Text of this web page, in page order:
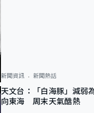
新聞資訊 新聞熱話
天文台：「白海豚」減弱
向東海 周末天氣酷熱